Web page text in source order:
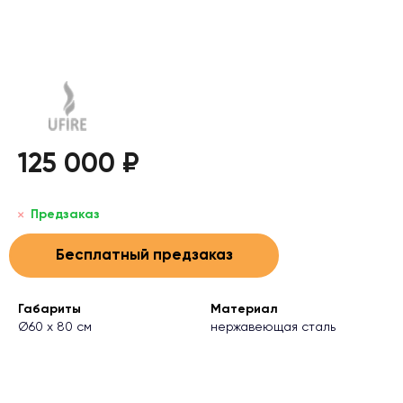
125 000 ₽
Предзаказ
Бесплатный предзаказ
Габариты
Ø60 х 80 см
Материал
нержавеющая сталь